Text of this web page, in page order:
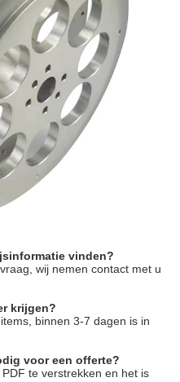
vinden?
wij nemen contact met u
krijgen?
binnen 3-7 dagen is in
voor een offerte?
te verstrekken en het is